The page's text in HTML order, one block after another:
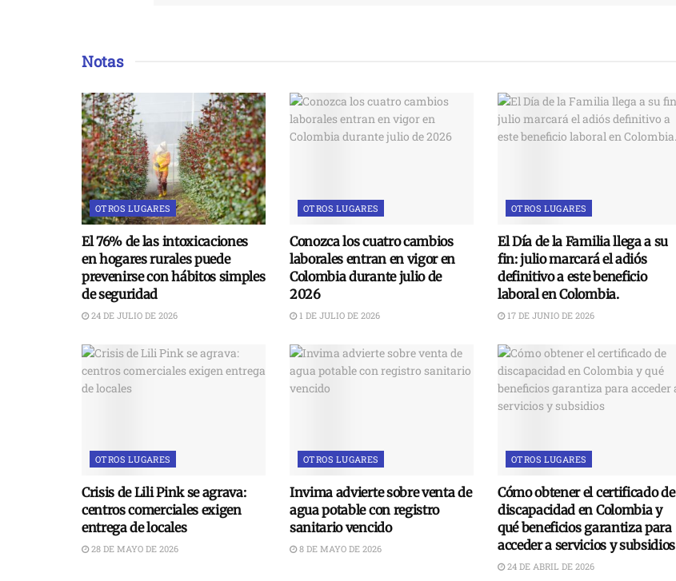
Notas
OTROS LUGARES
El 76% de las intoxicaciones
en hogares rurales puede
prevenirse con hábitos simples
de seguridad
24 DE JULIO DE 2026
OTROS LUGARES
Conozca los cuatro cambios
laborales entran en vigor en
Colombia durante julio de
2026
1 DE JULIO DE 2026
OTROS LUGARES
El Día de la Familia llega a su
fin: julio marcará el adiós
definitivo a este beneficio
laboral en Colombia.
17 DE JUNIO DE 2026
OTROS LUGARES
Crisis de Lili Pink se agrava:
centros comerciales exigen
entrega de locales
28 DE MAYO DE 2026
OTROS LUGARES
Invima advierte sobre venta de
agua potable con registro
sanitario vencido
8 DE MAYO DE 2026
OTROS LUGARES
Cómo obtener el certificado de
discapacidad en Colombia y
qué beneficios garantiza para
acceder a servicios y subsidios
24 DE ABRIL DE 2026